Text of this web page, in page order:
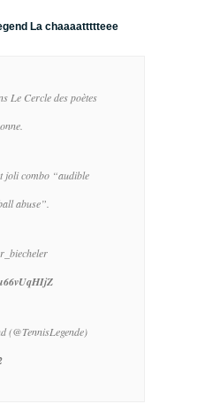
La chaaaattttteee
Le Cercle des poètes
joli combo “audible
abuse”.
(@TennisLegende)